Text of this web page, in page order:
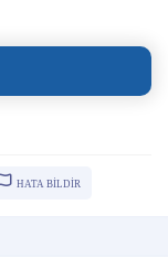
HATA BİLDİR